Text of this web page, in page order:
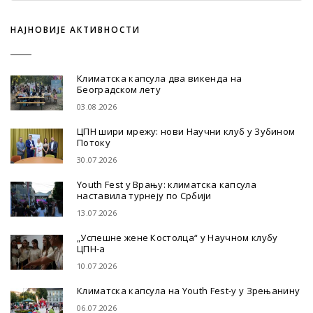
НАЈНОВИЈЕ АКТИВНОСТИ
Климатска капсула два викенда на
Београдском лету
03.08.2026
ЦПН шири мрежу: нови Научни клуб у Зубином
Потоку
30.07.2026
Youth Fest у Врању: климатска капсула
наставила турнеју по Србији
13.07.2026
„Успешне жене Костолца“ у Научном клубу
ЦПН-а
10.07.2026
Климатска капсула на Youth Fest-у у Зрењанину
06.07.2026